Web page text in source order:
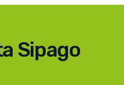
Sipago